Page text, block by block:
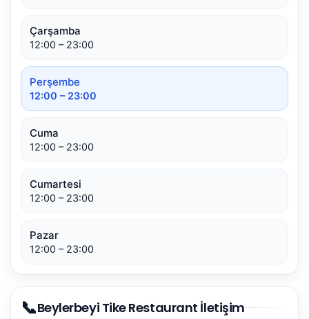
Çarşamba
12:00 – 23:00
Perşembe
12:00 – 23:00
Cuma
12:00 – 23:00
Cumartesi
12:00 – 23:00
Pazar
12:00 – 23:00
📞Beylerbeyi Tike Restaurant İletişim